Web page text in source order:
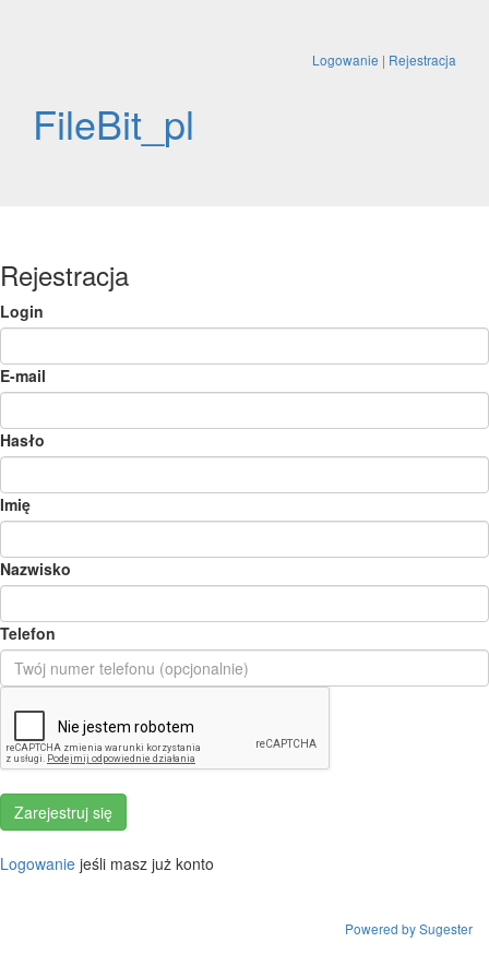
Logowanie | Rejestracja
FileBit_pl
Rejestracja
Login
E-mail
Hasło
Imię
Nazwisko
Telefon
Logowanie jeśli masz już konto
Powered by Sugester